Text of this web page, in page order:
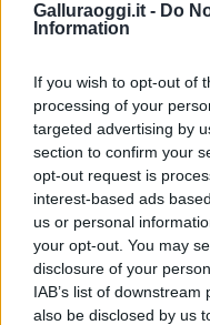
Galluraoggi.it - Do
Information
If you wish to opt-out of
processing of your
targeted advertising by
section to confirm your
opt-out request is
interest-based ads
us or personal
your opt-out. You may
disclosure of your
IAB’s list of
also be disclosed by us
da